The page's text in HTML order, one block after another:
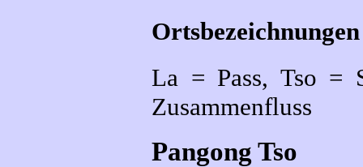
Ortsbezeichnungen
La = Pass, Tso =
Zusammenfluss
Pangong Tso